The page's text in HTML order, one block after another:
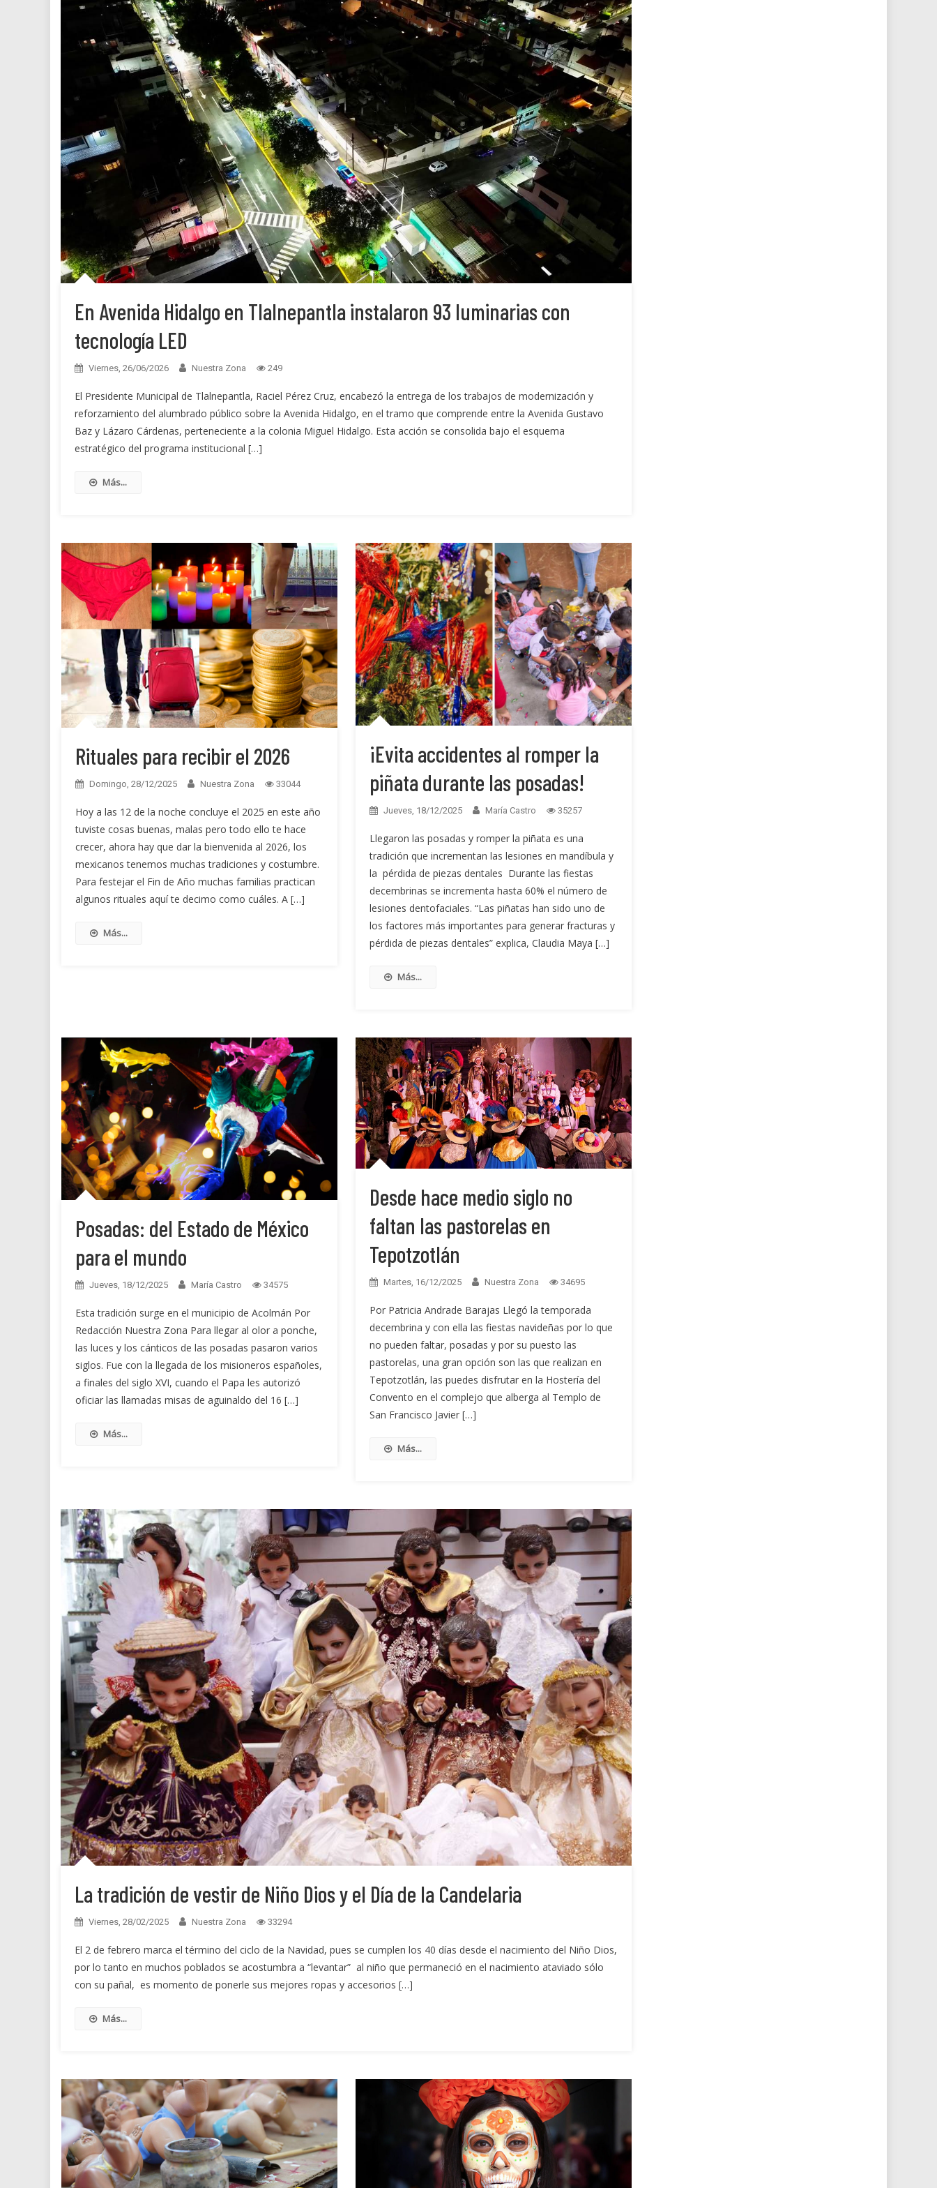
En Avenida Hidalgo en Tlalnepantla instalaron 93 luminarias con
tecnología LED
Viernes, 26/06/2026 Nuestra Zona 249
El Presidente Municipal de Tlalnepantla, Raciel Pérez Cruz, encabezó la entrega de los trabajos de modernización y
reforzamiento del alumbrado público sobre la Avenida Hidalgo, en el tramo que comprende entre la Avenida Gustavo
Baz y Lázaro Cárdenas, perteneciente a la colonia Miguel Hidalgo. Esta acción se consolida bajo el esquema
estratégico del programa institucional […]
Más...
Rituales para recibir el 2026
Domingo, 28/12/2025 Nuestra Zona 33044
Hoy a las 12 de la noche concluye el 2025 en este año
tuviste cosas buenas, malas pero todo ello te hace
crecer, ahora hay que dar la bienvenida al 2026, los
mexicanos tenemos muchas tradiciones y costumbre.
Para festejar el Fin de Año muchas familias practican
algunos rituales aquí te decimo como cuáles. A […]
Más...
¡Evita accidentes al romper la
piñata durante las posadas!
Jueves, 18/12/2025 María Castro 35257
Llegaron las posadas y romper la piñata es una
tradición que incrementan las lesiones en mandíbula y
la pérdida de piezas dentales Durante las fiestas
decembrinas se incrementa hasta 60% el número de
lesiones dentofaciales. “Las piñatas han sido uno de
los factores más importantes para generar fracturas y
pérdida de piezas dentales” explica, Claudia Maya […]
Más...
Posadas: del Estado de México
para el mundo
Jueves, 18/12/2025 María Castro 34575
Esta tradición surge en el municipio de Acolmán Por
Redacción Nuestra Zona Para llegar al olor a ponche,
las luces y los cánticos de las posadas pasaron varios
siglos. Fue con la llegada de los misioneros españoles,
a finales del siglo XVI, cuando el Papa les autorizó
oficiar las llamadas misas de aguinaldo del 16 […]
Más...
Desde hace medio siglo no
faltan las pastorelas en
Tepotzotlán
Martes, 16/12/2025 Nuestra Zona 34695
Por Patricia Andrade Barajas Llegó la temporada
decembrina y con ella las fiestas navideñas por lo que
no pueden faltar, posadas y por su puesto las
pastorelas, una gran opción son las que realizan en
Tepotzotlán, las puedes disfrutar en la Hostería del
Convento en el complejo que alberga al Templo de
San Francisco Javier […]
Más...
La tradición de vestir de Niño Dios y el Día de la Candelaria
Viernes, 28/02/2025 Nuestra Zona 33294
El 2 de febrero marca el término del ciclo de la Navidad, pues se cumplen los 40 días desde el nacimiento del Niño Dios,
por lo tanto en muchos poblados se acostumbra a “levantar” al niño que permaneció en el nacimiento ataviado sólo
con su pañal, es momento de ponerle sus mejores ropas y accesorios […]
Más...